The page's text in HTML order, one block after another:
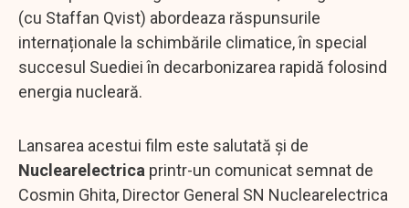
(cu Staffan Qvist) abordeaza răspunsurile
internaționale la schimbările climatice, în special
succesul Suediei în decarbonizarea rapidă folosind
energia nucleară.
Lansarea acestui film este salutată și de
Nuclearelectrica printr-un comunicat semnat de
Cosmin Ghita, Director General SN Nuclearelectrica